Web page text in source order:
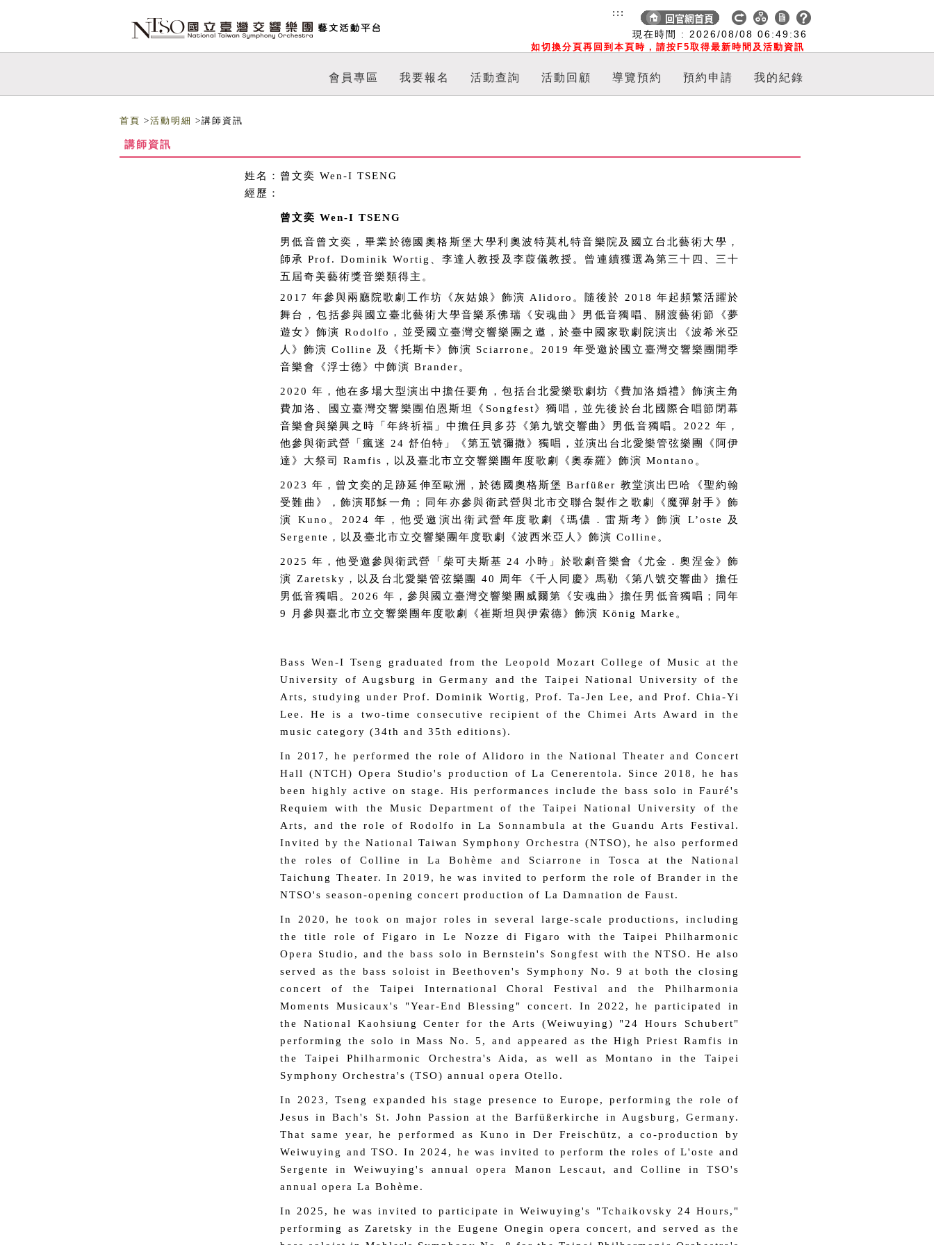
現在時間 : 2026/08/08 06:49:37
如切換分頁再回到本頁時，請按F5取得最新時間及活動資訊
:::
會員專區 我要報名 活動查詢 活動回顧 導覽預約 預約申請 我的紀錄
首頁 >活動明細 >講師資訊
講師資訊
姓名： 曾文奕 Wen-I TSENG
經歷：
曾文奕 Wen-I TSENG
男低音曾文奕，畢業於德國奧格斯堡大學利奧波特莫札特音樂院及國立台北藝術大學，
師承 Prof. Dominik Wortig、李達人教授及李葭儀教授。曾連續獲選為第三十四、三十
五屆奇美藝術獎音樂類得主。
2017 年參與兩廳院歌劇工作坊《灰姑娘》飾演 Alidoro。隨後於 2018 年起頻繁活躍於
舞台，包括參與國立臺北藝術大學音樂系佛瑞《安魂曲》男低音獨唱、關渡藝術節《夢
遊女》飾演 Rodolfo，並受國立臺灣交響樂團之邀，於臺中國家歌劇院演出《波希米亞
人》飾演 Colline 及《托斯卡》飾演 Sciarrone。2019 年受邀於國立臺灣交響樂團開季
音樂會《浮士德》中飾演 Brander。
2020 年，他在多場大型演出中擔任要角，包括台北愛樂歌劇坊《費加洛婚禮》飾演主角
費加洛、國立臺灣交響樂團伯恩斯坦《Songfest》獨唱，並先後於台北國際合唱節閉幕
音樂會與樂興之時「年終祈福」中擔任貝多芬《第九號交響曲》男低音獨唱。2022 年，
他參與衛武營「瘋迷 24 舒伯特」《第五號彌撒》獨唱，並演出台北愛樂管弦樂團《阿伊
達》大祭司 Ramfis，以及臺北市立交響樂團年度歌劇《奧泰羅》飾演 Montano。
2023 年，曾文奕的足跡延伸至歐洲，於德國奧格斯堡 Barfüßer 教堂演出巴哈《聖約翰
受難曲》，飾演耶穌一角；同年亦參與衛武營與北市交聯合製作之歌劇《魔彈射手》飾
演 Kuno。2024 年，他受邀演出衛武營年度歌劇《瑪儂．雷斯考》飾演 L’oste 及
Sergente，以及臺北市立交響樂團年度歌劇《波西米亞人》飾演 Colline。
2025 年，他受邀參與衛武營「柴可夫斯基 24 小時」於歌劇音樂會《尤金．奧涅金》飾
演 Zaretsky，以及台北愛樂管弦樂團 40 周年《千人同慶》馬勒《第八號交響曲》擔任
男低音獨唱。2026 年，參與國立臺灣交響樂團威爾第《安魂曲》擔任男低音獨唱；同年
9 月參與臺北市立交響樂團年度歌劇《崔斯坦與伊索德》飾演 König Marke。
Bass Wen-I Tseng graduated from the Leopold Mozart College of Music at the
University of Augsburg in Germany and the Taipei National University of the
Arts, studying under Prof. Dominik Wortig, Prof. Ta-Jen Lee, and Prof. Chia-Yi
Lee. He is a two-time consecutive recipient of the Chimei Arts Award in the
music category (34th and 35th editions).
In 2017, he performed the role of Alidoro in the National Theater and Concert
Hall (NTCH) Opera Studio's production of La Cenerentola. Since 2018, he has
been highly active on stage. His performances include the bass solo in Fauré's
Requiem with the Music Department of the Taipei National University of the
Arts, and the role of Rodolfo in La Sonnambula at the Guandu Arts Festival.
Invited by the National Taiwan Symphony Orchestra (NTSO), he also performed
the roles of Colline in La Bohème and Sciarrone in Tosca at the National
Taichung Theater. In 2019, he was invited to perform the role of Brander in the
NTSO's season-opening concert production of La Damnation de Faust.
In 2020, he took on major roles in several large-scale productions, including
the title role of Figaro in Le Nozze di Figaro with the Taipei Philharmonic
Opera Studio, and the bass solo in Bernstein's Songfest with the NTSO. He also
served as the bass soloist in Beethoven's Symphony No. 9 at both the closing
concert of the Taipei International Choral Festival and the Philharmonia
Moments Musicaux's "Year-End Blessing" concert. In 2022, he participated in
the National Kaohsiung Center for the Arts (Weiwuying) "24 Hours Schubert"
performing the solo in Mass No. 5, and appeared as the High Priest Ramfis in
the Taipei Philharmonic Orchestra's Aida, as well as Montano in the Taipei
Symphony Orchestra's (TSO) annual opera Otello.
In 2023, Tseng expanded his stage presence to Europe, performing the role of
Jesus in Bach's St. John Passion at the Barfüßerkirche in Augsburg, Germany.
That same year, he performed as Kuno in Der Freischütz, a co-production by
Weiwuying and TSO. In 2024, he was invited to perform the roles of L'oste and
Sergente in Weiwuying's annual opera Manon Lescaut, and Colline in TSO's
annual opera La Bohème.
In 2025, he was invited to participate in Weiwuying's "Tchaikovsky 24 Hours,"
performing as Zaretsky in the Eugene Onegin opera concert, and served as the